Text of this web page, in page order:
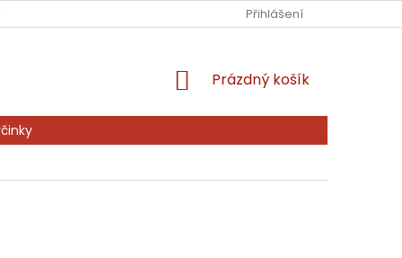
PRODÁVANÉ ZNAČKY NAPIŠTE NÁM
Přihlášení
NÁKUPNÍ
Prázdný košík